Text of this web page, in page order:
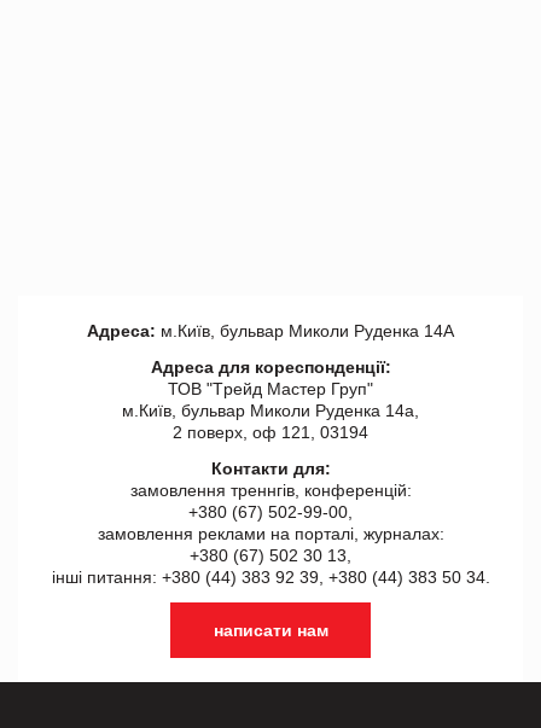
Адреса: м.Київ, бульвар Миколи Руденка 14А
Адреса для кореспонденції:
ТОВ "Tрейд Мастер Груп"
м.Київ, бульвар Миколи Руденка 14а,
2 поверх, оф 121, 03194
Контакти для:
замовлення треннгів, конференцій:
+380 (67) 502-99-00,
замовлення реклами на порталі, журналах:
+380 (67) 502 30 13,
інші питання: +380 (44) 383 92 39, +380 (44) 383 50 34.
написати нам